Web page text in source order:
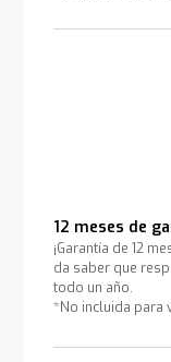
12 meses de
¡Garantía de 12
da saber que
todo un año.
*No incluida para